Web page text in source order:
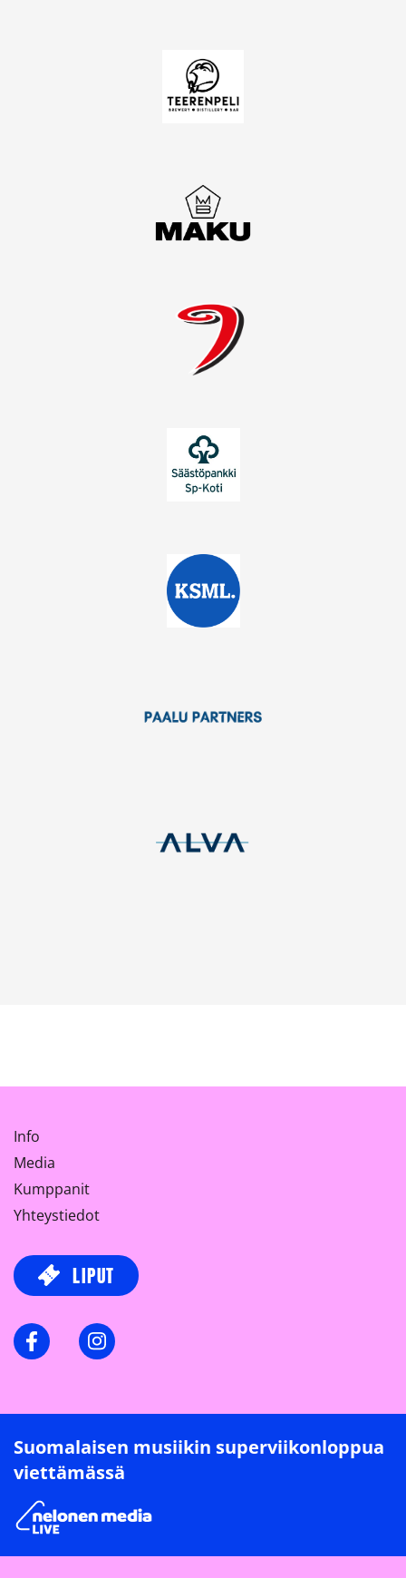
Info
Media
Kumppanit
Yhteystiedot
LIPUT
FacebookInstagram
Suomalaisen musiikin superviikonloppua
viettämässä